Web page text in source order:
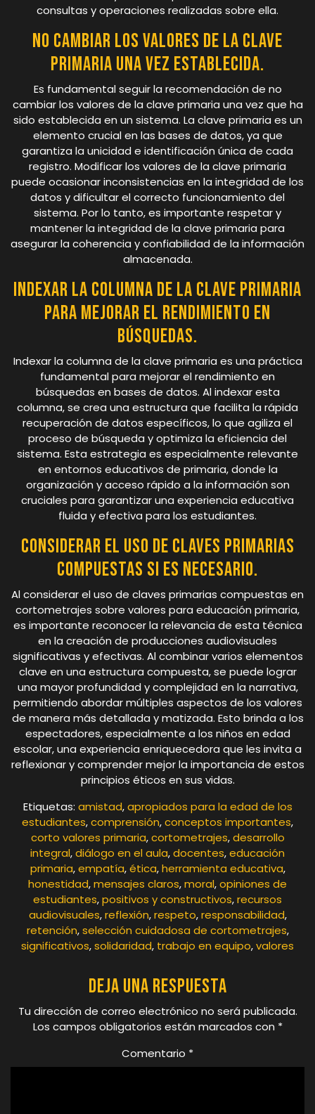
consultas y operaciones realizadas sobre ella.
No cambiar los valores de la clave
primaria una vez establecida.
Es fundamental seguir la recomendación de no
cambiar los valores de la clave primaria una vez que ha
sido establecida en un sistema. La clave primaria es un
elemento crucial en las bases de datos, ya que
garantiza la unicidad e identificación única de cada
registro. Modificar los valores de la clave primaria
puede ocasionar inconsistencias en la integridad de los
datos y dificultar el correcto funcionamiento del
sistema. Por lo tanto, es importante respetar y
mantener la integridad de la clave primaria para
asegurar la coherencia y confiabilidad de la información
almacenada.
Indexar la columna de la clave primaria
para mejorar el rendimiento en
búsquedas.
Indexar la columna de la clave primaria es una práctica
fundamental para mejorar el rendimiento en
búsquedas en bases de datos. Al indexar esta
columna, se crea una estructura que facilita la rápida
recuperación de datos específicos, lo que agiliza el
proceso de búsqueda y optimiza la eficiencia del
sistema. Esta estrategia es especialmente relevante
en entornos educativos de primaria, donde la
organización y acceso rápido a la información son
cruciales para garantizar una experiencia educativa
fluida y efectiva para los estudiantes.
Considerar el uso de claves primarias
compuestas si es necesario.
Al considerar el uso de claves primarias compuestas en
cortometrajes sobre valores para educación primaria,
es importante reconocer la relevancia de esta técnica
en la creación de producciones audiovisuales
significativas y efectivas. Al combinar varios elementos
clave en una estructura compuesta, se puede lograr
una mayor profundidad y complejidad en la narrativa,
permitiendo abordar múltiples aspectos de los valores
de manera más detallada y matizada. Esto brinda a los
espectadores, especialmente a los niños en edad
escolar, una experiencia enriquecedora que les invita a
reflexionar y comprender mejor la importancia de estos
principios éticos en sus vidas.
Etiquetas: amistad,apropiados para la edad de los
estudiantes,comprensión,conceptos importantes,
corto valores primaria,cortometrajes,desarrollo
integral,diálogo en el aula,docentes,educación
primaria,empatía,ética,herramienta educativa,
honestidad,mensajes claros,moral,opiniones de
estudiantes,positivos y constructivos,recursos
audiovisuales,reflexión,respeto,responsabilidad,
retención,selección cuidadosa de cortometrajes,
significativos,solidaridad, trabajo en equipo,valores
Deja una respuesta
Tu dirección de correo electrónico no será publicada.
Los campos obligatorios están marcados con *
Comentario *